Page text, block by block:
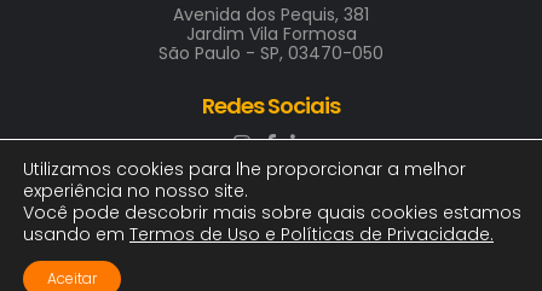
Avenida dos Pequis, 381
Jardim Vila Formosa
São Paulo - SP, 03470-050
Redes Sociais
2025 © ARTE & COR INDUSTRIA GRAFICA LTDA
00.411.688/0001-00 | Todos os direitos, logotipos e
Utilizamos cookies para lhe proporcionar a melhor
experiência no nosso site.
Você pode descobrir mais sobre quais cookies estamos
usando em Termos de Uso e Políticas de Privacidade.
Aceitar